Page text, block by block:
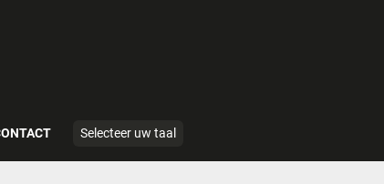
CONTACT Selecteer uw taal